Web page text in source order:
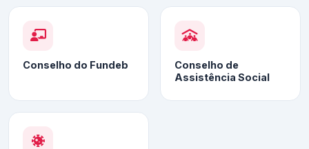
Conselho do Fundeb
Conselho de
Assistência Social